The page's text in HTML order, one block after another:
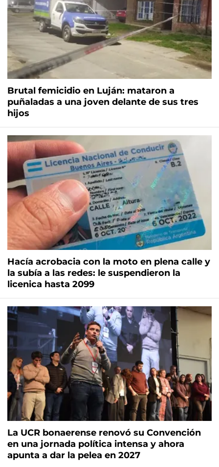
Brutal femicidio en Luján: mataron a
puñaladas a una joven delante de sus tres
hijos
Hacía acrobacia con la moto en plena calle y
la subía a las redes: le suspendieron la
licenica hasta 2099
La UCR bonaerense renovó su Convención
en una jornada política intensa y ahora
apunta a dar la pelea en 2027